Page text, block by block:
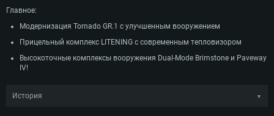
Главное:
Модернизация Tornado GR.1 с улучшенным вооружением
Прицельный комплекс LITENING с современным тепловизором
Высокоточные комплексы вооружения Dual-Mode Brimstone и Paveway
IV!
История ▼